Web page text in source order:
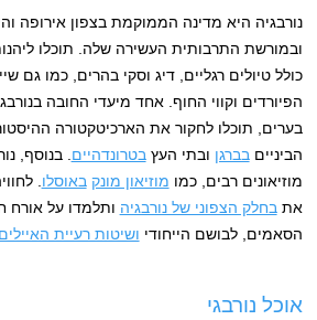
נורבגיה היא מדינה הממוקמת בצפון אירופה
ובמורשת התרבותית העשירה שלה. תוכלו
כולל טיולים רגליים, דיג וסקי בהרים, כמו גם
הפיורדים וקווי החוף. אחד מיעדי החובה
בערים, תוכלו לחקור את הארכיטקטורה
הבינייםבברגן ובתי העץבטרונדהיים . בנוסף,
מוזיאונים רבים, כמו מוזיאון מונק באוסלו .
אתבחלק הצפוני של נורבגיה ותלמדו על אורח
הסאמים, לבושם הייחודי ושיטות רעיית האיילים
אוכל נורבגי